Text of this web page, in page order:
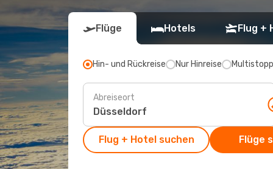
Flüge Hotels Flug +
Hin- und Rückreise Nur Hinreise Multistopp
Abreiseort
Flug + Hotel suchen Flüge